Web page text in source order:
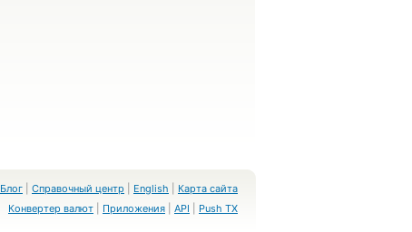
Блог Справочный центр English
Карта сайта
Конвертер валют
Приложения API Push TX